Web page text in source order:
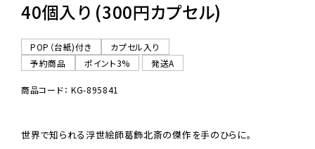
06-6282-7659
40個入り (300円カプセル)
POP（台紙)付き
カプセル入り
予約商品
ポイント3% 発送A
商品コード： KG-895841
世界で知られる浮世絵師葛飾北斎の傑作を手のひらに。